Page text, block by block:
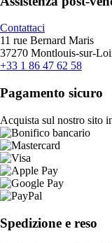
Contattaci
11 rue Bernard Maris
37270 Montlouis-sur-
+33 1 86 47 62 58
Pagamento sicuro
Acquista sul nostro sito
Spedizione e reso